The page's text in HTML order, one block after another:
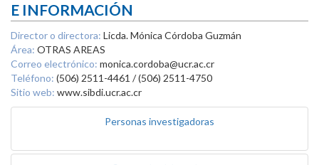
E INFORMACIÓN
Director o directora: Licda. Mónica Córdoba Guzmán
Área: OTRAS AREAS
Correo electrónico: monica.cordoba@ucr.ac.cr
Teléfono: (506) 2511-4461 / (506) 2511-4750
Sitio web: www.sibdi.ucr.ac.cr
Personas investigadoras